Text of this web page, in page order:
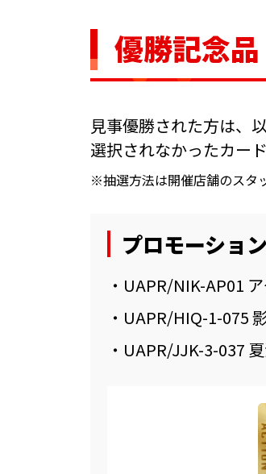
優勝記念品
見事優勝された方は、
選択されなかったカー
※抽選方法は開催店舗のスタ
プロモーショ
・UAPR/NIK-AP01
・UAPR/HIQ-1-075
・UAPR/JJK-3-037